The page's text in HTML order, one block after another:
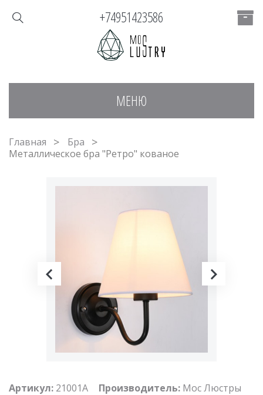
МЕНЮ
+74951423586
Главная
Бра
Металлическое бра "Ретро" кованое
Артикул: 21001A Производитель: Мос Люстры